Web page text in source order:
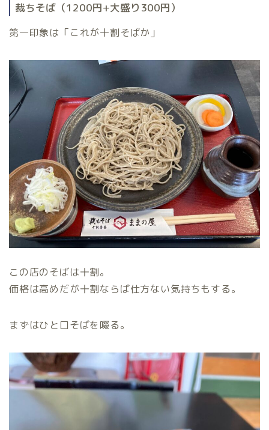
裁ちそば（1200円+大盛り300円）
第一印象は「これが十割そばか」
この店のそばは十割。
価格は高めだが十割ならば仕方ない気持ちもする。
まずはひと口そばを啜る。